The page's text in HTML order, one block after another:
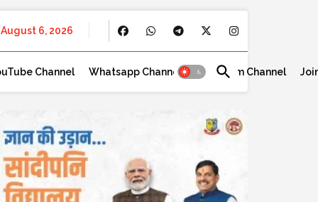
August 6, 2026
Channel Whatsapp Channel Telegram Channel